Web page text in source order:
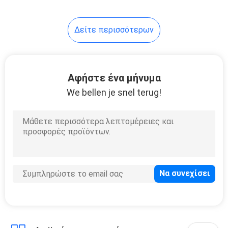
Κατιονικό ύφασμα
τεντωμάτων
Δείτε περισσότερων
Αφήστε ένα μήνυμα
We bellen je snel terug!